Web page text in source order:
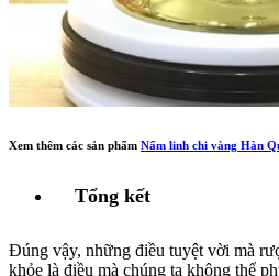
Xem thêm các sản phẩm Nấm linh chi vàng Hàn
Tổng kết
Đúng vậy, những điều tuyệt vời mà
khỏe là điều mà chúng ta không thể